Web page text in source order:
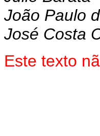
João Paulo
José Costa
Este texto